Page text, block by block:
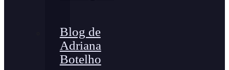
Blog de
Adriana
Botelho